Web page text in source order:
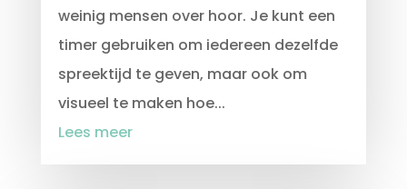
weinig mensen over hoor. Je kunt een
timer gebruiken om iedereen dezelfde
spreektijd te geven, maar ook om
visueel te maken hoe...
Lees meer